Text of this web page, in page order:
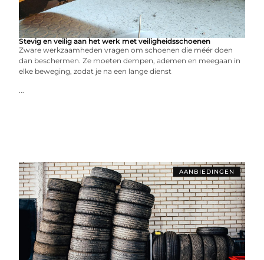
Stevig en veilig aan het werk met veiligheidsschoenen
Zware werkzaamheden vragen om schoenen die méér doen
dan beschermen. Ze moeten dempen, ademen en meegaan in
elke beweging, zodat je na een lange dienst
...
AANBIEDINGEN